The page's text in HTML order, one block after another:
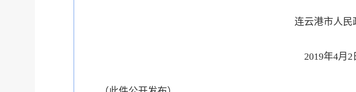
连云港市人民
2019年4月2